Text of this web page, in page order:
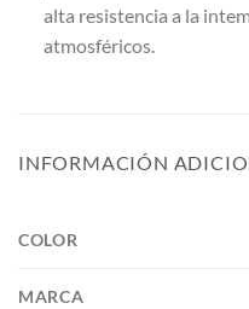
alta resistencia a la
atmosféricos.
INFORMACIÓN
COLOR
MARCA